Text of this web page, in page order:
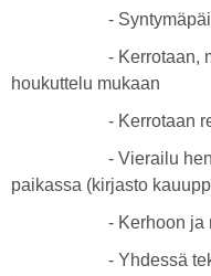
-
- Kerrotaan, mitä
houkuttelu mukaan
- Kerrotaan
- Vierailu henkilön
paikassa (kirjasto
- Kerhoon ja
- Yhdessä